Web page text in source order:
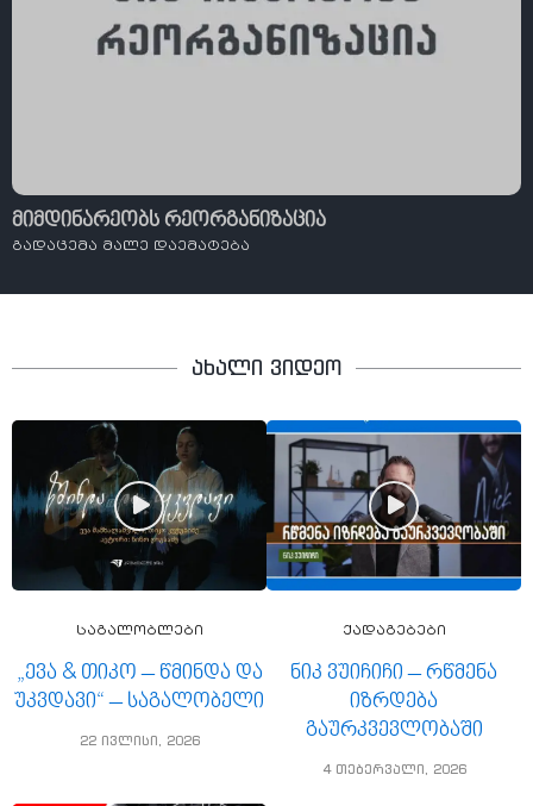
მიმდინარეობს რეორგანიზაცია
გადაცემა მალე დაემატება
ახალი ვიდეო
საგალობლები
„ევა & თიკო – წმინდა და
უკვდავი“ – საგალობელი
22 ივლისი, 2026
ქადაგებები
ნიკ ვუიჩიჩი – რწმენა
იზრდება
გაურკვევლობაში
4 თებერვალი, 2026